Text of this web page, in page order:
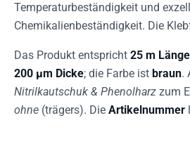
Temperaturbeständigkeit und
Chemikalienbeständigkeit. Die
Das Produkt entspricht 25 m Länge
200 µm Dicke; die Farbe ist braun.
Nitrilkautschuk & Phenolharz zum
ohne (trägers). Die Artikelnummer